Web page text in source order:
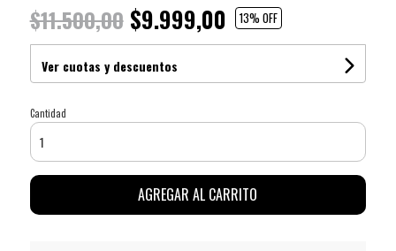
$11.500,00$9.999,00 13% OFF
Ver cuotas y descuentos
Cantidad
AGREGAR AL CARRITO